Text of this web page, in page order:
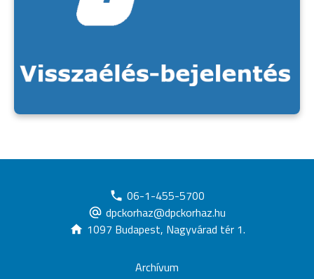
06-1-455-5700
dpckorhaz@dpckorhaz.hu
1097 Budapest, Nagyvárad tér 1.
Archívum